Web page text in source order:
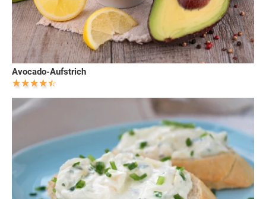
Avocado-Aufstrich